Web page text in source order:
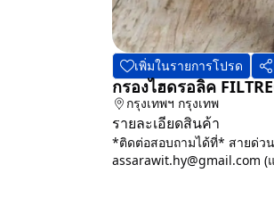
เพิ่มในรายการโปรด
กรองไฮดรอลิค
กรุงเทพฯ กรุงเทพ
รายละเอียดสินค้า
*ติดต่อสอบถามได้ที่* สายด่วน
assarawit.hy@gmail.com (